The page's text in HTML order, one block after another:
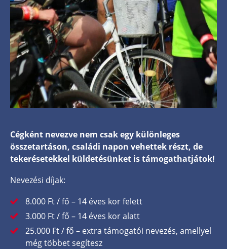
Cégként nevezve nem csak egy különleges
összetartáson, családi napon vehettek részt, de
tekerésetekkel küldetésünket is támogathatjátok!
Nevezési díjak:
8.000 Ft / fő – 14 éves kor felett
3.000 Ft / fő – 14 éves kor alatt
25.000 Ft / fő – extra támogatói nevezés, amellyel
még többet segítesz